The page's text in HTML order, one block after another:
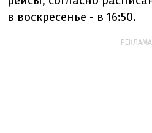
в воскресенье - в 16:50.